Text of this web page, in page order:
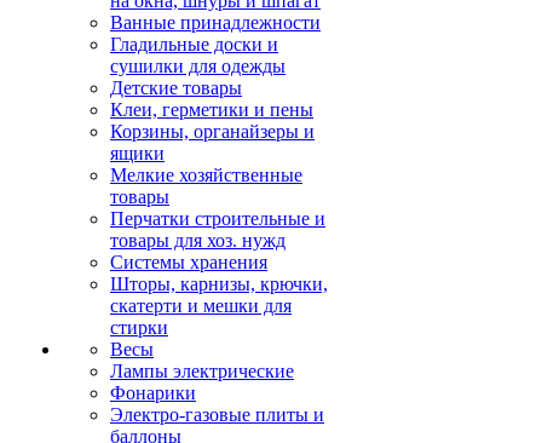
Ванные принадлежности
Гладильные доски и
сушилки для одежды
Детские товары
Клеи, герметики и пены
Корзины, органайзеры и
ящики
Мелкие хозяйственные
товары
Перчатки строительные и
товары для хоз. нужд
Системы хранения
Шторы, карнизы, крючки,
скатерти и мешки для
стирки
Весы
Лампы электрические
Фонарики
Электро-газовые плиты и
баллоны